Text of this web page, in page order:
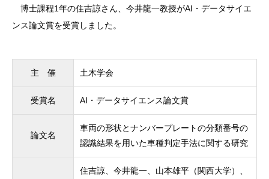
博士課程1年の住吉諒さん、今井龍一教授がAI・データサイエ
ンス論文賞を受賞しました。
主 催 土木学会
受賞名 AI・データサイエンス論文賞
論文名
車両の形状とナンバープレートの分類番号の
認識結果を用いた車種判定手法に関する研究
住吉諒、今井龍一、山本雄平（関西大学）、